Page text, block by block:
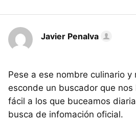
Javier Penalva
Pese a ese nombre culinario y
esconde un buscador que nos
fácil a los que buceamos
busca de infomación oficial.